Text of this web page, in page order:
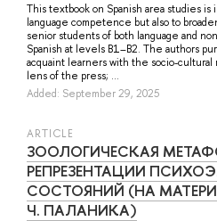
This textbook on Spanish area studies
language competence but also to
senior students of both language and
Spanish at levels B1–B2. The authors
acquaint learners with the socio-
lens of the press; ...
Added: September 29, 2025
ARTICLE
ЗООЛОГИЧЕСКАЯ
РЕПРЕЗЕНТАЦИИ
СОСТОЯНИЙ (НА
Ч. ПАЛАНИКА)